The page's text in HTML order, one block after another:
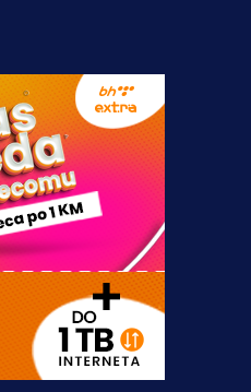
pojačanje:
želi obući
SIPA ga tereti
pretresaju